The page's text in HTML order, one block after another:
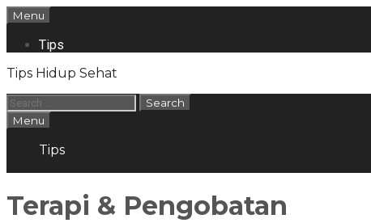
Skip
to
content
Menu
Tips
Tips Hidup Sehat
Search
for:
Search
Menu
Tips
Terapi & Pengobatan